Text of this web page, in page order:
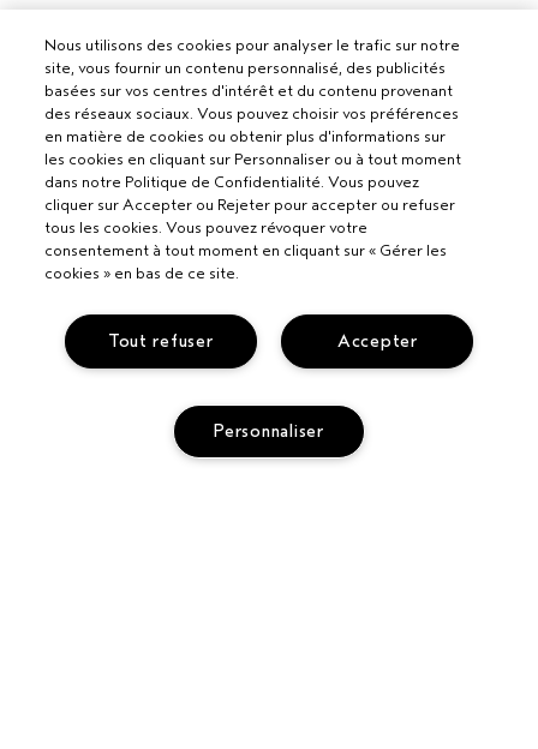
Pour les professionnels
Nous utilisons des cookies pour analyser le trafic sur notre
site, vous fournir un contenu personnalisé, des publicités
basées sur vos centres d'intérêt et du contenu provenant
des réseaux sociaux. Vous pouvez choisir vos préférences
en matière de cookies ou obtenir plus d'informations sur
les cookies en cliquant sur Personnaliser ou à tout moment
dans notre Politique de Confidentialité. Vous pouvez
cliquer sur Accepter ou Rejeter pour accepter ou refuser
tous les cookies. Vous pouvez révoquer votre
consentement à tout moment en cliquant sur « Gérer les
cookies » en bas de ce site.
Accepter
Tout refuser
Personnaliser